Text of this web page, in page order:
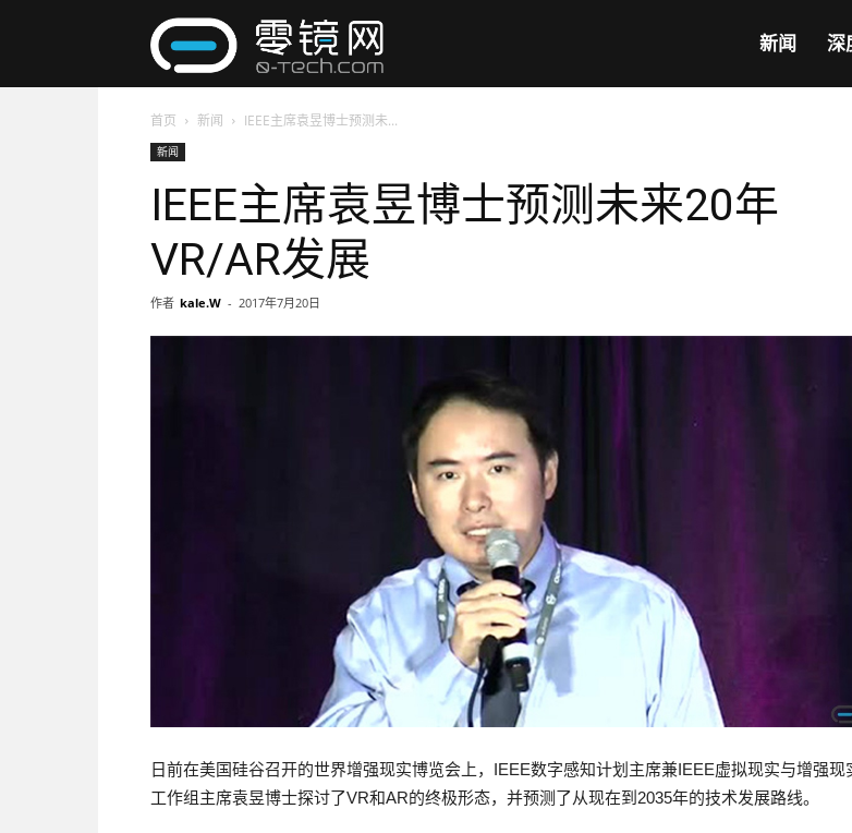
镜
网
新闻 深
首页 新闻 IEEE主席袁昱博士预测未...
新闻
IEEE主席袁昱博士预测未来20年
VR/AR发展
作者 kale.W - 2017年7月20日
日前在美国硅谷召开的世界增强现实博览会上，IEEE数字感知计划主席兼IEEE虚拟现实与增强现
工作组主席袁昱博士探讨了VR和AR的终极形态，并预测了从现在到2035年的技术发展路线。